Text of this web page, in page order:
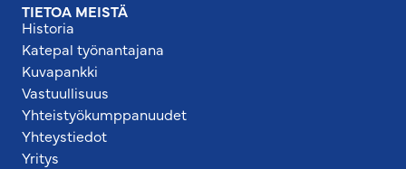
TIETOA MEISTÄ
Historia
Katepal työnantajana
Kuvapankki
Vastuullisuus
Yhteistyökumppanuudet
Yhteystiedot
Yritys